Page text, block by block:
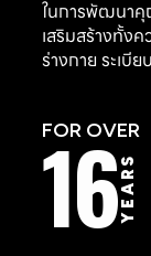
ในการพัฒนา
เสริมสร้างทั้ง
ร่างกาย ระเบี
FOR OVER
16YEARS